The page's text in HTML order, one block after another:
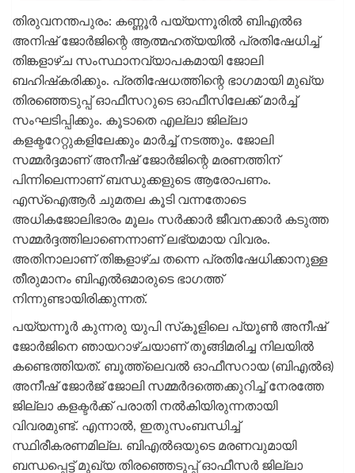
തിരുവനന്തപുരം: കണ്ണൂര്‍ പയ്യന്നൂരില്‍ ബിഎല്‍ഒ
അനിഷ് ജോര്‍ജിന്റെ ആത്മഹത്യയില്‍ പ്രതിഷേധിച്ച്
തിങ്കളാഴ്ച സംസ്ഥാനവ്യാപകമായി ജോലി
ബഹിഷ്‌കരിക്കും. പ്രതിഷേധത്തിന്റെ ഭാഗമായി മുഖ്യ
തിരഞ്ഞെടുപ്പ് ഓഫീസറുടെ ഓഫീസിലേക്ക് മാര്‍ച്ച്
സംഘടിപ്പിക്കും. കൂടാതെ എല്ലാ ജില്ലാ
കളക്ടറേറ്റുകളിലേക്കും മാര്‍ച്ച് നടത്തും. ജോലി
സമ്മര്‍ദ്ദമാണ് അനീഷ് ജോര്‍ജിന്റെ മരണത്തിന്
പിന്നിലെന്നാണ് ബന്ധുക്കളുടെ ആരോപണം.
എസ്ഐആര്‍ ചുമതല കൂടി വന്നതോടെ
അധികജോലിഭാരം മൂലം സര്‍ക്കാര്‍ ജീവനക്കാര്‍ കടുത്ത
സമ്മര്‍ദ്ദത്തിലാണെന്നാണ് ലഭ്യമായ വിവരം.
അതിനാലാണ് തിങ്കളാഴ്ച തന്നെ പ്രതിഷേധിക്കാനുള്ള
തീരുമാനം ബിഎല്‍ഒമാരുടെ ഭാഗത്ത്
നിന്നുണ്ടായിരിക്കുന്നത്.
പയ്യന്നൂര്‍ കുന്നരു യുപി സ്‌കൂളിലെ പ്യൂണ്‍ അനീഷ്
ജോര്‍ജിനെ ഞായറാഴ്ചയാണ് തൂങ്ങിമരിച്ച നിലയില്‍
കണ്ടെത്തിയത്. ബൂത്ത്‌ലെവല്‍ ഓഫീസറായ (ബിഎല്‍ഒ)
അനീഷ് ജോര്‍ജ് ജോലി സമ്മര്‍ദത്തെക്കുറിച്ച് നേരത്തേ
ജില്ലാ കളക്ടര്‍ക്ക് പരാതി നല്‍കിയിരുന്നതായി
വിവരമുണ്ട്. എന്നാല്‍, ഇതുസംബന്ധിച്ച്
സ്ഥിരീകരണമില്ല. ബിഎല്‍ഒയുടെ മരണവുമായി
ബന്ധപ്പെട്ട് മുഖ്യ തിരഞ്ഞെടുപ്പ് ഓഫീസര്‍ ജില്ലാ